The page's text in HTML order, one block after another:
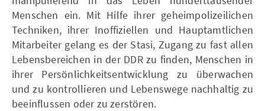
Menschen ein. Mit Hilfe ihrer geheimpolizeilichen
Techniken, ihrer Inoffiziellen und Hauptamtlichen
Mitarbeiter gelang es der Stasi, Zugang zu fast allen
Lebensbereichen in der DDR zu finden, Menschen in
ihrer Persönlichkeitsentwicklung zu überwachen
und zu kontrollieren und Lebenswege nachhaltig zu
beeinflussen oder zu zerstören.